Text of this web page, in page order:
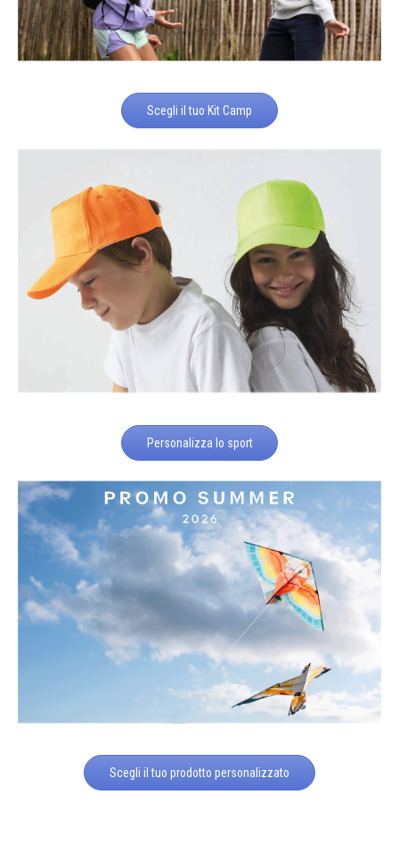
Scegli il tuo Kit Camp
Personalizza lo sport
Scegli il tuo prodotto personalizzato